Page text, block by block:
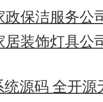
政保洁服务公
居装饰灯具公
统源码 全开源